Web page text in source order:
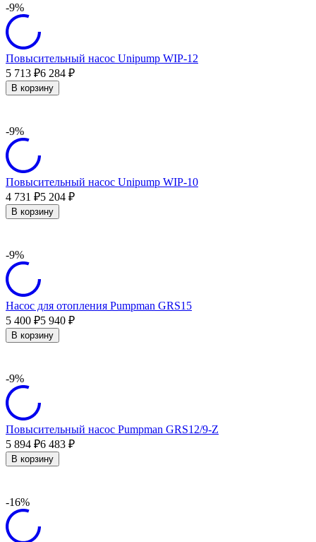
-9%
Повысительный насос Unipump WIP-12
5 713 ₽6 284 ₽
В корзину
-9%
Повысительный насос Unipump WIP-10
4 731
₽5 204 ₽
В корзину
-9%
Насос для отопления Pumpman GRS15
5 400 ₽5 940 ₽
В корзину
-9%
Повысительный насос Pumpman GRS12/9-Z
5 894 ₽6 483 ₽
В корзину
-16%